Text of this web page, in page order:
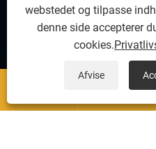
Produkter
webstedet og tilpasse
denne side accepterer
cookies.
Afvise